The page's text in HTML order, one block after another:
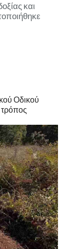
και
Οδικού
τρόπος